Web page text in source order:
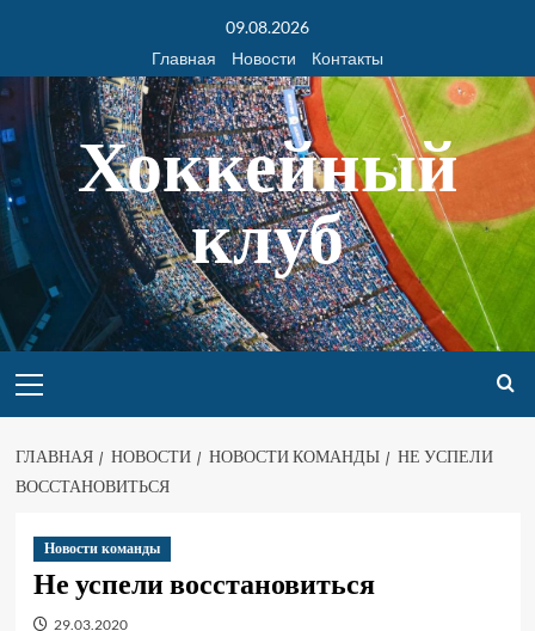
09.08.2026
Главная
Новости Контакты
Хоккейный
клуб
ГЛАВНАЯ НОВОСТИ НОВОСТИ КОМАНДЫ
НЕ УСПЕЛИ
ВОССТАНОВИТЬСЯ
Новости команды
Не успели восстановиться
29.03.2020